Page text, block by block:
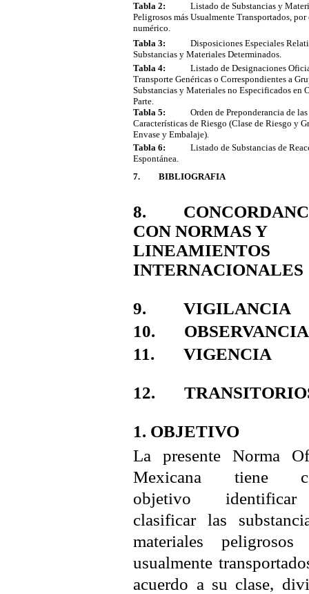
Tabla 2: Listado de Substancias y
Peligrosos más Usualmente Transportados, por
numérico.
Tabla 3: Disposiciones Especiales
Substancias y Materiales Determinados.
Tabla 4: Listado de Designaciones
Transporte Genéricas o Correspondientes a
Substancias y Materiales no Especificados en
Parte.
Tabla 5: Orden de Preponderancia de las
Características de Riesgo (Clase de Riesgo y
Envase y Embalaje).
Tabla 6: Listado de Substancias de
Espontánea.
7. BIBLIOGRAFIA
8.
CON NORMAS Y
LINEAMIENTOS
INTERNACIONALES
9. VIGILANCIA
10. OBSERVANCIA
11. VIGENCIA
12.
1. OBJETIVO
La presente Norma
Mexicana tiene
objetivo
clasificar las
materiales peligrosos
usualmente
acuerdo a su clase,